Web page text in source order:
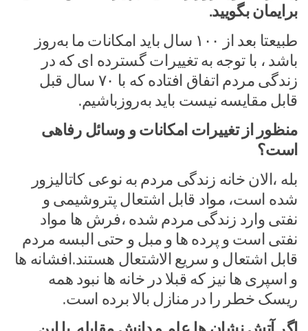
برایمان بگویید.
طبیعتا بعد از ۱۰۰ سال باید امکانات ما به‌روز
باشد ، با توجه به تغییرات گسترده ای که در
زندگی مردم اتفاق افتاده که با ۷۰ سال قبل
قابل مقایسه نیست باید به‌روزباشیم.
منظور از تغییرات امکانات و وسائل رفاهی
است؟
بله ،الان خانه زندگی مردم به نوعی کاتالیزور
شده است، مواد قابل اشتعال پتروشیمی و
نفتی وارد زندگی مردم شده ،فرش ها مواد
نفتی است و پرده ها و مبل و حتی البسه مردم
قابل اشتعال و سریع الاشتعال هستند.افشانه ها
و اسپری ها نیز که قبلا در خانه ها نبود همه
ریسک خطر را در منازل بالا برده است.